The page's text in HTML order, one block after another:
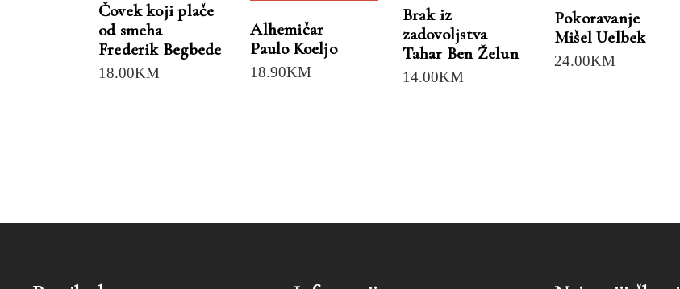
Čovek koji plače
od smeha
Frederik Begbede
18.00KM
Alhemičar
Paulo Koeljo
18.90KM
Brak iz
zadovoljstva
Tahar Ben Želun
14.00KM
Pokoravanje
Mišel Uelbek
24.00KM